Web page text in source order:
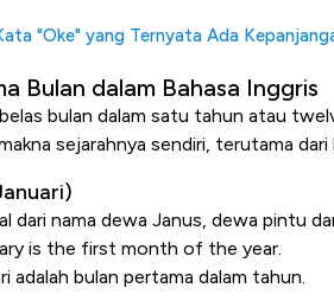
"Oke" yang Ternyata Ada
Bulan dalam Bahasa Inggris
bulan dalam satu tahun atau
sejarahnya sendiri, terutama
dari nama dewa Janus, dewa pintu
is the first month of the year.
adalah bulan pertama dalam tahun.